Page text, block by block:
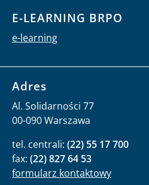
E-LEARNING BRPO
e-learning
Adres
Al. Solidarności 77
00-090 Warszawa
tel. centrali: (22) 55 17 700
fax: (22) 827 64 53
formularz kontaktowy